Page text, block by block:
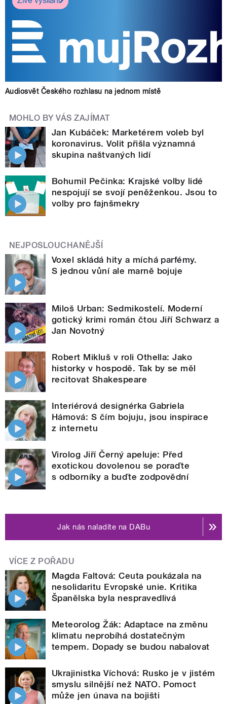
Audiosvět Českého rozhlasu na jednom místě
MOHLO BY VÁS ZAJÍMAT
Jan Kubáček: Marketérem voleb byl
koronavirus. Volit přišla významná
skupina naštvaných lidí
Bohumil Pečinka: Krajské volby lidé
nespojují se svojí peněženkou. Jsou to
volby pro fajnšmekry
NEJPOSLOUCHANĚJŠÍ
Voxel skládá hity a míchá parfémy.
S jednou vůní ale marně bojuje
Miloš Urban: Sedmikostelí. Moderní
gotický krimi román čtou Jiří Schwarz a
Jan Novotný
Robert Mikluš v roli Othella: Jako
historky v hospodě. Tak by se měl
recitovat Shakespeare
Interiérová designérka Gabriela
Hámová: S čím bojuju, jsou inspirace
z internetu
Virolog Jiří Černý apeluje: Před
exotickou dovolenou se poraďte
s odborníky a buďte zodpovědní
Jak nás naladíte na DABu
VÍCE Z POŘADU
Magda Faltová: Ceuta poukázala na
nesolidaritu Evropské unie. Kritika
Španělska byla nespravedlivá
Meteorolog Žák: Adaptace na změnu
klimatu neprobíhá dostatečným
tempem. Dopady se budou nabalovat
Ukrajinistka Víchová: Rusko je v jistém
smyslu silnější než NATO. Pomoct
může jen únava na bojišti